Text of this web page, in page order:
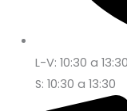
L-V: 10:30 a
S: 10:30 a 13:30